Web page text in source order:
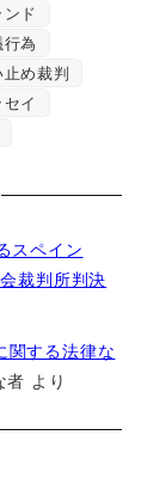
ド
為
め裁判
イ
スペイン
裁判所判決
関する法律な
者 より